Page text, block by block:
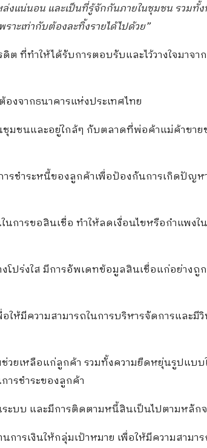
งแน่นอน และเป็นที่รู้จักกันภายในชุมชน รวมทั้
าะเท่ากับต้องละทิ้งรายได้ไปด้วย”
ที่ทำให้ได้รับการตอบรับและไว้วางใจมาจา
งจากธนาคารแห่งประเทศไทย
นชุมชนและอยู่ใกล้ๆ กับตลาดที่พ่อค้าแม่ค้าขาย
ารชำระหนี้ของลูกค้าเพื่อป้องกันการเกิดปัญห
การขอสินเชื่อ ทำให้ลดเงื่อนไขหรือกำแพงใ
โปร่งใส มีการอัพเดทข้อมูลสินเชื่อแก่อย่างถู
ให้มีความสามารถในการบริหารจัดการและมี
วยเหลือแก่ลูกค้า รวมทั้งความยืดหยุ่นรูปแบบ
ารชำระของลูกค้า
ะบบ และมีการติดตามหนี้สินเป็นไปตามหลัก
การเงินให้กลุ่มเป้าหมาย เพื่อให้มีความสามา